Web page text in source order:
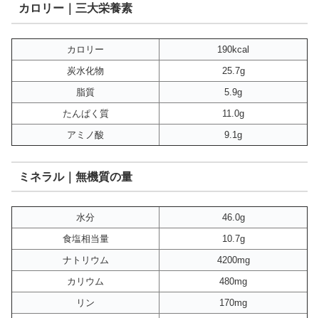
カロリー｜三大栄養素
カロリー
190kcal
炭水化物
25.7g
脂質
5.9g
たんぱく質
11.0g
アミノ酸
9.1g
ミネラル｜無機質の量
水分
46.0g
食塩相当量
10.7g
ナトリウム
4200mg
カリウム
480mg
リン
170mg